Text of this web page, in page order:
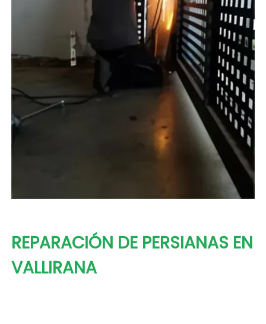
REPARACIÓN DE PERSIANAS EN
VALLIRANA